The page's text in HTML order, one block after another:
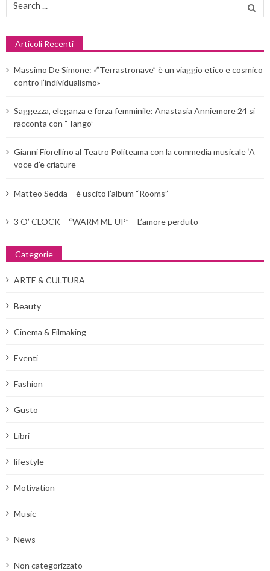
Articoli Recenti
Massimo De Simone: «”Terrastronave” è un viaggio etico e cosmico
contro l’individualismo»
Saggezza, eleganza e forza femminile: Anastasia Anniemore 24 si
racconta con “Tango”
Gianni Fiorellino al Teatro Politeama con la commedia musicale ‘A
voce d’e criature
Matteo Sedda – è uscito l’album “Rooms”
3 O’ CLOCK – “WARM ME UP” – L’amore perduto
Categorie
ARTE & CULTURA
Beauty
Cinema & Filmaking
Eventi
Fashion
Gusto
Libri
lifestyle
Motivation
Music
News
Non categorizzato